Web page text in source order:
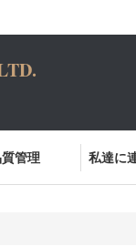
管理 私達に